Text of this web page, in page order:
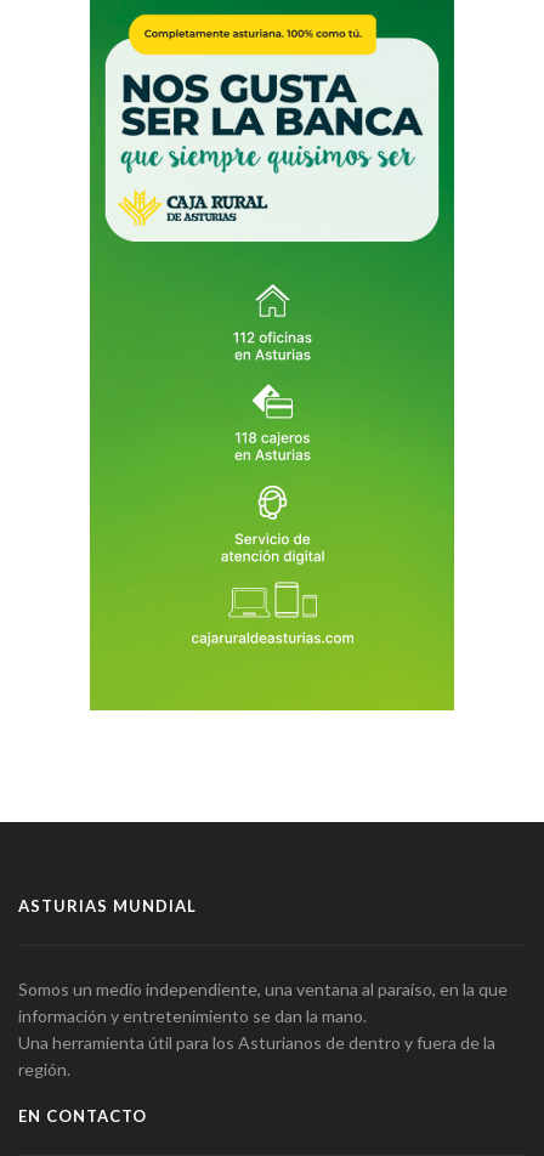
ASTURIAS MUNDIAL
Somos un medio independiente, una ventana al paraíso, en la que
información y entretenimiento se dan la mano.
Una herramienta útil para los Asturianos de dentro y fuera de la
región.
EN CONTACTO